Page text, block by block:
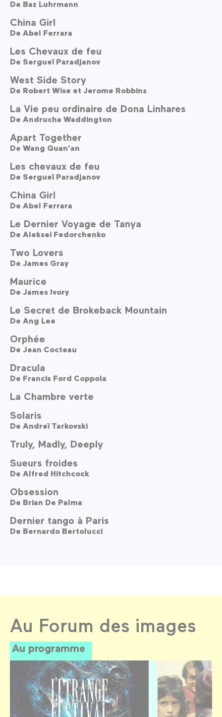
De Baz Luhrmann
China Girl
De Abel Ferrara
Les Chevaux de feu
De Sergueï Paradjanov
West Side Story
De Robert Wise et Jerome Robbins
La Vie peu ordinaire de Dona Linhares
De Andrucha Waddington
Apart Together
De Wang Quan’an
Les chevaux de feu
De Sergueï Paradjanov
China Girl
De Abel Ferrara
Le Dernier Voyage de Tanya
De Aleksei Fedorchenko
Two Lovers
De James Gray
Maurice
De James Ivory
Le Secret de Brokeback Mountain
De Ang Lee
Orphée
De Jean Cocteau
Dracula
De Francis Ford Coppola
La Chambre verte
Solaris
De Andreï Tarkovski
Truly, Madly, Deeply
Sueurs froides
De Alfred Hitchcock
Obsession
De Brian De Palma
Dernier tango à Paris
De Bernardo Bertolucci
Au Forum des images
Au programme